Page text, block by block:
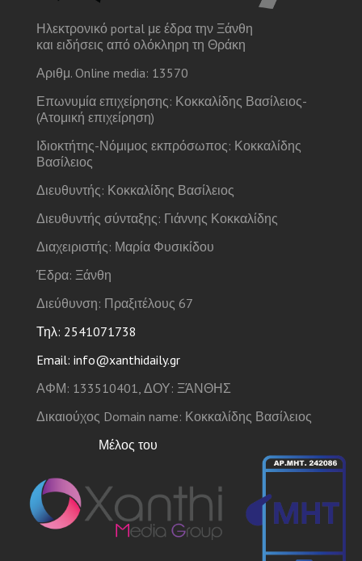
Ηλεκτρονικό portal με έδρα την Ξάνθη
και ειδήσεις από ολόκληρη τη Θράκη
Αριθμ. Online media: 13570
Επωνυμία επιχείρησης: Κοκκαλίδης Βασίλειος-
(Ατομική επιχείρηση)
Ιδιοκτήτης-Νόμιμος εκπρόσωπος: Κοκκαλίδης
Βασίλειος
Διευθυντής: Κοκκαλίδης Βασίλειος
Διευθυντής σύνταξης: Γιάννης Κοκκαλίδης
Διαχειριστής: Μαρία Φυσικίδου
Έδρα: Ξάνθη
Διεύθυνση: Πραξιτέλους 67
Τηλ: 2541071738
Email: info@xanthidaily.gr
ΑΦΜ: 133510401, ΔΟΥ: ΞΆΝΘΗΣ
Δικαιούχος Domain name: Κοκκαλίδης Βασίλειος
Μέλος του